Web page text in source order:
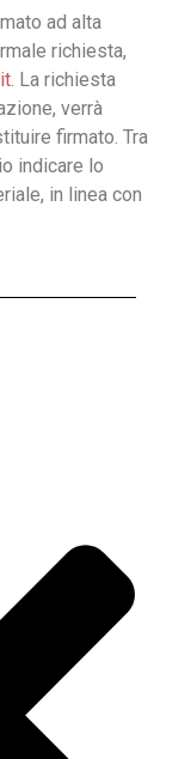
ad alta
richiesta,
. La richiesta
verrà
firmato. Tra
indicare lo
in linea con